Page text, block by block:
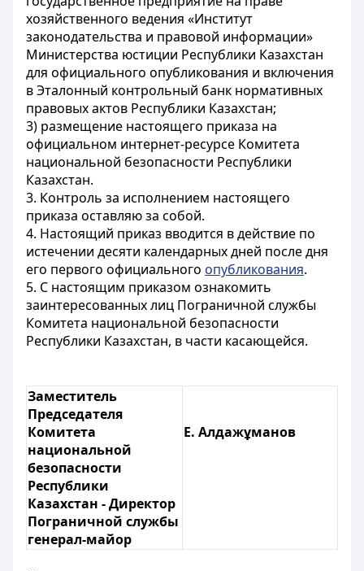
хозяйственного ведения «Институт
законодательства и правовой информации»
Министерства юстиции Республики Казахстан
для официального опубликования и включения
в Эталонный контрольный банк нормативных
правовых актов Республики Казахстан;
3) размещение настоящего приказа на
официальном интернет-ресурсе Комитета
национальной безопасности Республики
Казахстан.
3. Контроль за исполнением настоящего
приказа оставляю за собой.
4. Настоящий приказ вводится в действие по
истечении десяти календарных дней после дня
его первого официального опубликования.
5. С настоящим приказом ознакомить
заинтересованных лиц Пограничной службы
Комитета национальной безопасности
Республики Казахстан, в части касающейся.
Заместитель
Председателя
Комитета
национальной
безопасности
Республики
Казахстан - Директор
Пограничной службы
генерал-майор
Е. Алдажұманов